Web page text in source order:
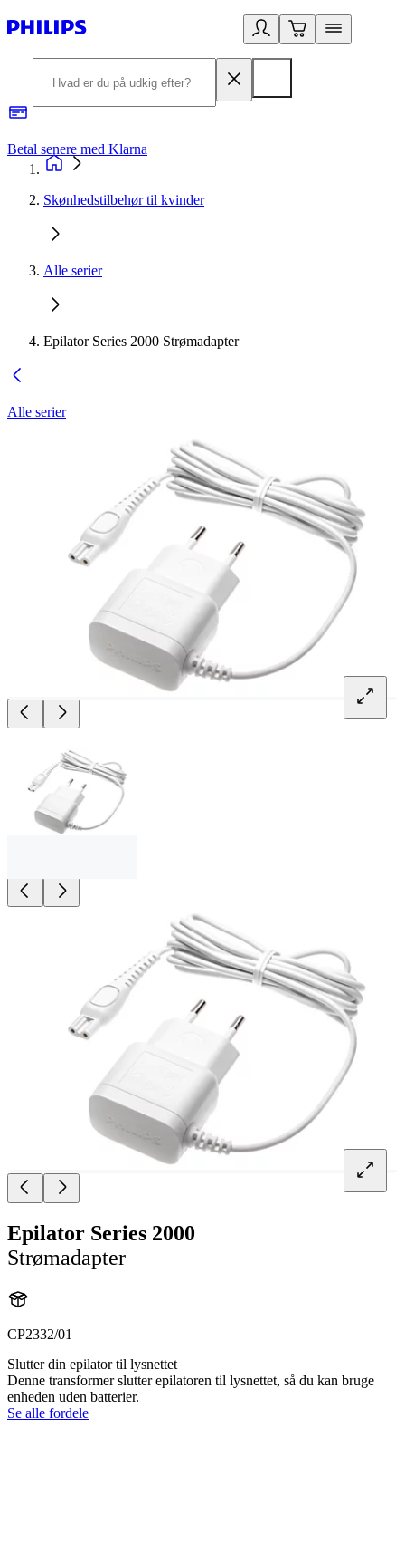
Betal senere med Klarna
Skønhedstilbehør til kvinder
Alle serier
Epilator Series 2000 Strømadapter
Alle serier
Epilator Series 2000
Strømadapter
CP2332/01
Slutter din epilator til lysnettet
Denne transformer slutter epilatoren til lysnettet, så du kan bruge
enheden uden batterier.
Se alle fordele